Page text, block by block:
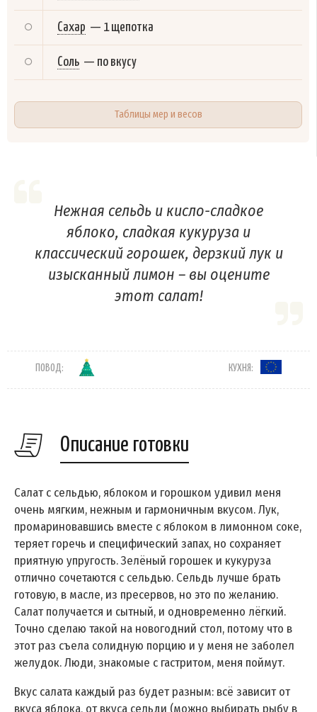
Сахар — 1 щепотка
Соль — по вкусу
Таблицы мер и весов
Нежная сельдь и кисло-сладкое
яблоко, сладкая кукуруза и
классический горошек, дерзкий лук и
изысканный лимон – вы оцените
этот салат!
ПОВОД: КУХНЯ:
Описание готовки
Салат с сельдью, яблоком и горошком удивил меня
очень мягким, нежным и гармоничным вкусом. Лук,
промариновавшись вместе с яблоком в лимонном соке,
теряет горечь и специфический запах, но сохраняет
приятную упругость. Зелёный горошек и кукуруза
отлично сочетаются с сельдью. Сельдь лучше брать
готовую, в масле, из пресервов, но это по желанию.
Салат получается и сытный, и одновременно лёгкий.
Точно сделаю такой на новогодний стол, потому что в
этот раз съела солидную порцию и у меня не заболел
желудок. Люди, знакомые с гастритом, меня поймут.
Вкус салата каждый раз будет разным: всё зависит от
вкуса яблока, от вкуса сельди (можно выбирать рыбу в